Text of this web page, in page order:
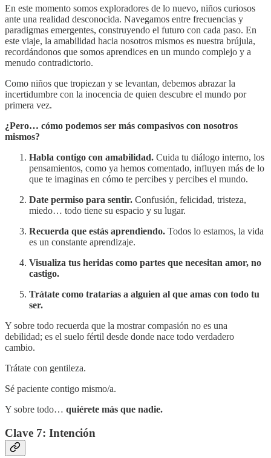
En este momento somos exploradores de lo nuevo, niños curiosos
ante una realidad desconocida. Navegamos entre frecuencias y
paradigmas emergentes, construyendo el futuro con cada paso. En
este viaje, la amabilidad hacia nosotros mismos es nuestra brújula,
recordándonos que somos aprendices en un mundo complejo y a
menudo contradictorio.
Como niños que tropiezan y se levantan, debemos abrazar la
incertidumbre con la inocencia de quien descubre el mundo por
primera vez.
¿Pero… cómo podemos ser más compasivos con nosotros
mismos?
Habla contigo con amabilidad. Cuida tu diálogo interno, los
pensamientos, como ya hemos comentado, influyen más de lo
que te imaginas en cómo te percibes y percibes el mundo.
Date permiso para sentir. Confusión, felicidad, tristeza,
miedo… todo tiene su espacio y su lugar.
Recuerda que estás aprendiendo. Todos lo estamos, la vida
es un constante aprendizaje.
Visualiza tus heridas como partes que necesitan amor, no
castigo.
Trátate como tratarías a alguien al que amas con todo tu
ser.
Y sobre todo recuerda que la mostrar compasión no es una
debilidad; es el suelo fértil desde donde nace todo verdadero
cambio.
Trátate con gentileza.
Sé paciente contigo mismo/a.
Y sobre todo… quiérete más que nadie.
Clave 7: Intención